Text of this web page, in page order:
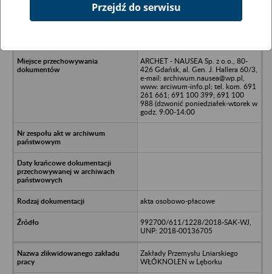
ABSOLWENT Akademicka
ARCHET - NAUSEA Sp. z o.o., 80-
426 Gdańsk, al. Gen. J. Hallera 60/3,
e-mail: archiwum.nausea@wp.pl,
www: arciwum-info.pl; tel. kom. 691
261 661; 691 100 399; 691 100
988 (dzwonić poniedziałek-wtorek w
godz. 9:00-14:00
akta osobowo-płacowe
992700/611/1228/2018-SAK-WJ,
UNP: 2018-00136705
Zakłady Przemysłu Lniarskiego
WŁÓKNOLEN w Lęborku
Przejdź do serwisu